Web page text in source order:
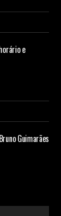
e
Guimarães